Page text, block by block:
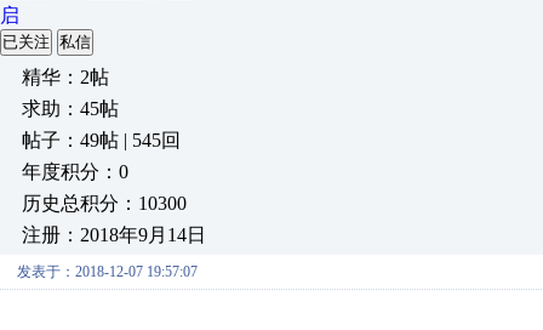
启
已关注 私信
精华：2帖
求助：45帖
帖子：49帖 | 545回
年度积分：0
历史总积分：10300
注册：2018年9月14日
发表于：2018-12-07 19:57:07